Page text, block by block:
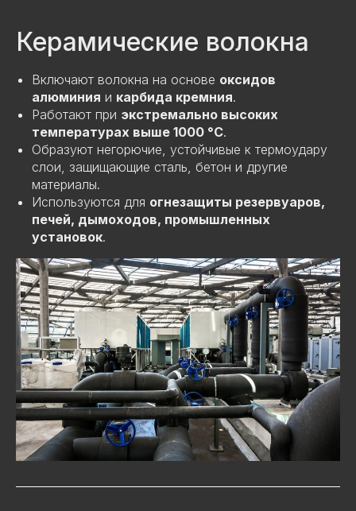
Керамические волокна
Включают волокна на основе оксидов
алюминия и карбида кремния.
Работают при экстремально высоких
температурах выше 1000 °C.
Образуют негорючие, устойчивые к термоудару
слои, защищающие сталь, бетон и другие
материалы.
Используются для огнезащиты резервуаров,
печей, дымоходов, промышленных
установок.